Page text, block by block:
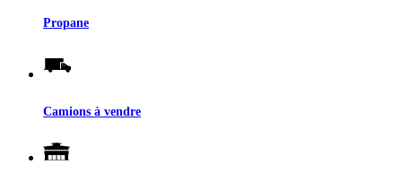
Propane
Camions à vendre